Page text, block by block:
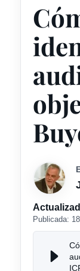
Publicada: